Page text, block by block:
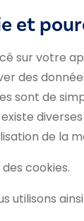
et
sur votre
des
sont de
existe
de la
cookies.
utilisons